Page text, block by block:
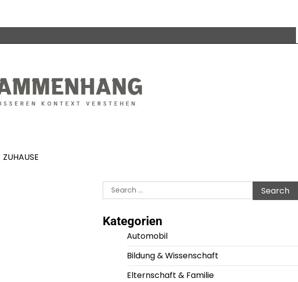
ZUHAUSE
Search
for:
Kategorien
Automobil
Bildung & Wissenschaft
Elternschaft & Familie